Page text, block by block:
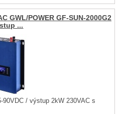
GWL/POWER GF-SUN-2000G2
...
/ výstup 2kW 230VAC s